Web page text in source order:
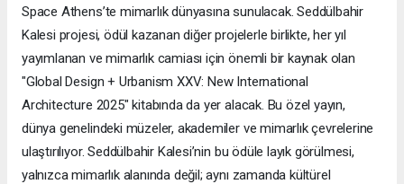
Space Athens’te mimarlık dünyasına sunulacak. Seddülbahir
Kalesi projesi, ödül kazanan diğer projelerle birlikte, her yıl
yayımlanan ve mimarlık camiası için önemli bir kaynak olan
"Global Design + Urbanism XXV: New International
Architecture 2025" kitabında da yer alacak. Bu özel yayın,
dünya genelindeki müzeler, akademiler ve mimarlık çevrelerine
ulaştırılıyor. Seddülbahir Kalesi’nin bu ödüle layık görülmesi,
yalnızca mimarlık alanında değil; aynı zamanda kültürel